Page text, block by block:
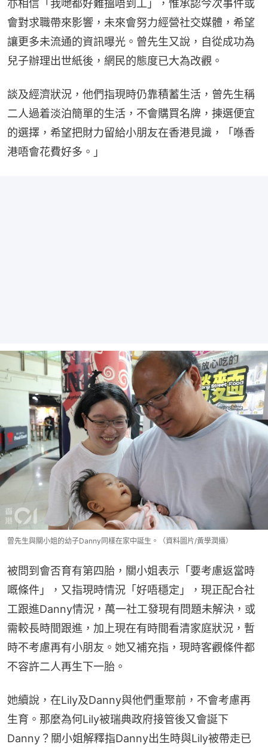
亦相信「我哋都好難搵唔到工」，惟承認今次事件或
會對求職帶來影響，未來會努力經營社交媒體，希望
讓更多未流通的資訊曝光。曾先生又說，自從成功為
兒子辦理出世紙後，網民的態度已大為改觀。
談及經濟狀況，他們指現時仍靠積蓄生活，曾先生稱
二人過着淡泊簡單的生活，不會購買名牌，揀選便宜
的選擇，希望把財力留給小朋友在香港見識，「喺香
港唔會花費好多。」
曾先生與關小姐的幼子Danny同樣在家中誕生。（資料圖片/黃學潤攝）
被問到會否育有第四胎，關小姐表示「要考慮返當時
嘅條件」，又指現時情況「好唔穩定」，現正配合社
工跟進Danny情況，萬一社工發現有問題未解決，或
需較長時間跟進，加上現在有時間看清家庭狀況，暫
時不考慮再有小朋友。她又補充指，現時客觀條件都
不容許二人再生下一胎。
她續說，在Lily及Danny與他們重聚前，不會考慮再
生育。那麼為何Lily被瑞典政府接管後又會誕下
Danny？關小姐解釋指Danny出生時與Lily被帶走已